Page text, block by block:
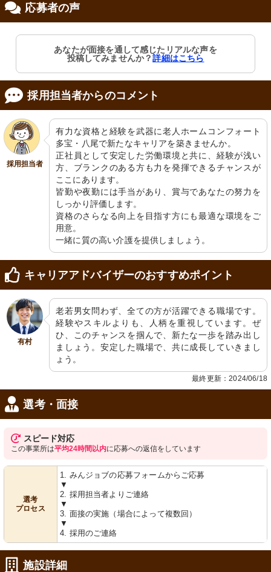
ゆったりとしたソファーが置かれ、落
ち着いた雰囲気のお部屋です。
居室
洗練されたデザインの扉と清潔感ある
洗面台が配置されています。明るく穏
安全に配慮した手すりが充実してお
り、清潔感のあふれる空間です。
洗練されたデザインのエントランスが
がされています。
外観
明るく開放的な雰囲気のエントランス
が迎えます。シックな色合いで落ち着
外観
斬新なデザインが映える快適な職場が
ここにあります。照明の配慮が行き届
いた落ち着いた雰囲気です。
居室
清潔感のあふれる居室は、心地良い
日々を支えます。
居室
ゆったりとした居室で、清潔感のあふ
応募者の声
あなたが面接を通して感じたリアルな声を
投稿してみませんか？詳細はこちら
採用担当者からのコメント
採用担当者
有力な資格と経験を武器に老人ホームコンフォート
多宝・八尾で新たなキャリアを築きませんか。
正社員として安定した労働環境と共に、経験が浅い
方、ブランクのある方も力を発揮できるチャンスが
ここにあります。
皆勤や夜勤には手当があり、賞与であなたの努力を
しっかり評価します。
資格のさらなる向上を目指す方にも最適な環境をご
用意。
一緒に質の高い介護を提供しましょう。
キャリアアドバイザーのおすすめポイント
有村
老若男女問わず、全ての方が活躍できる職場です。
経験やスキルよりも、人柄を重視しています。ぜ
ひ、このチャンスを掴んで、新たな一歩を踏み出し
ましょう。安定した職場で、共に成長していきまし
ょう。
最終更新：2024/06/18
選考・面接
スピード対応
この事業所は平均24時間以内に応募への返信をしています
選考
プロセス
1. みんジョブの応募フォームからご応募
▼
2. 採用担当者よりご連絡
▼
3. 面接の実施（場合によって複数回）
▼
4. 採用のご連絡
施設詳細